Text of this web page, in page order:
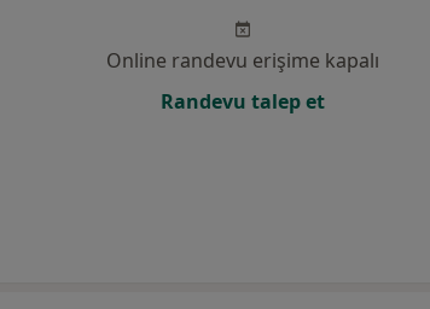
Online randevu erişime kapalı
Randevu talep et